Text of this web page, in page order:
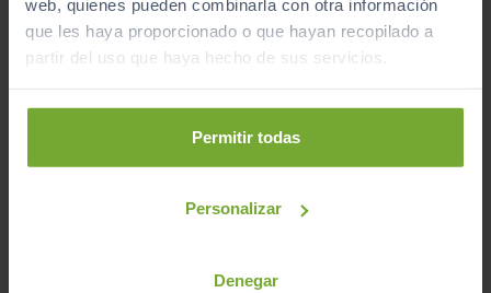
web, quienes pueden combinarla con otra información
que les haya proporcionado o que hayan recopilado a
partir del uso que haya hecho de sus servicios.
Permitir todas
Personalizar
Denegar